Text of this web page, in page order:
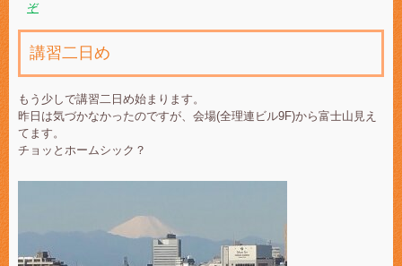
ぞ
講習二日め
もう少しで講習二日め始まります。
昨日は気づかなかったのですが、会場(全理連ビル9F)から富士山見え
てます。
チョッとホームシック？